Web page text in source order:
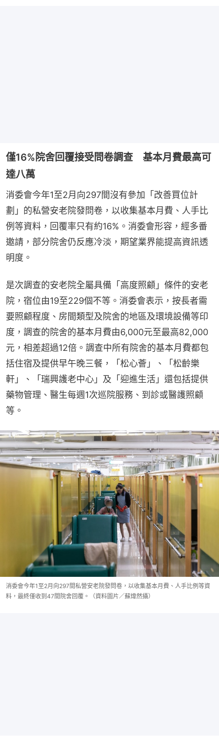
僅16%院舍回覆接受問卷調查 基本月費最高可
達八萬
消委會今年1至2月向297間沒有參加「改善買位計
劃」的私營安老院發問卷，以收集基本月費、人手比
例等資料，回覆率只有約16%。消委會形容，經多番
邀請，部分院舍仍反應冷淡，期望業界能提高資訊透
明度。
是次調查的安老院全屬具備「高度照顧」條件的安老
院，宿位由19至229個不等。消委會表示，按長者需
要照顧程度、房間類型及院舍的地區及環境設備等印
度，調查的院舍的基本月費由6,000元至最高82,000
元，相差超過12倍。調查中所有院舍的基本月費都包
括住宿及提供早午晚三餐，「松心薈」、「松齡樂
軒」、「瑞興護老中心」及「迎進生活」還包括提供
藥物管理、醫生每週1次巡院服務、到診或醫護照顧
等。
消委會今年1至2月向297間私營安老院發問卷，以收集基本月費、人手比例等資
料，最終僅收到47間院舍回覆。（資料圖片／蘇煒然攝）